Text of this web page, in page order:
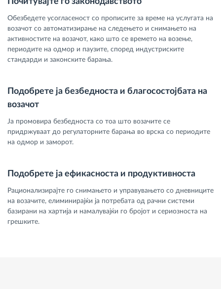
Обезбедете усогласеност со прописите за време на услугата на
возачот со автоматизирање на следењето и снимањето на
активностите на возачот, како што се времето на возење,
периодите на одмор и паузите, според индустриските
стандарди и законските барања.
Подобрете ја безбедноста и благосостојбата на
возачот
Ја промовира безбедноста со тоа што возачите се
придржуваат до регулаторните барања во врска со периодите
на одмор и заморот.
Подобрете ја ефикасноста и продуктивноста
Рационализирајте го снимањето и управувањето со дневниците
на возачите, елиминирајќи ја потребата од рачни системи
базирани на хартија и намалувајќи го бројот и сериозноста на
грешките.